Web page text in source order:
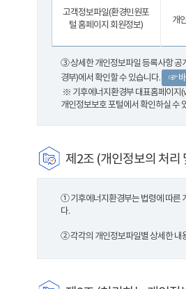
고객정보파일(환경민원포
털 홈페이지 회원정보)
개
③ 상세한 개인정보파일 등록사항 공
경부)에서 확인할 수 있습니다.
☞ 바
※ 기후에너지환경부 대표홈페이지(
개인정보보호 포털에서 확인하실 수
제2조 (개인정보의 처리
① 기후에너지환경부는 법령에 따른
다.
② 각각의 개인정보파일별 상세한 내